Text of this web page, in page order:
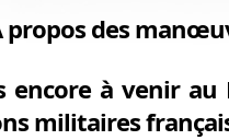
propos des
encore à venir
militaires